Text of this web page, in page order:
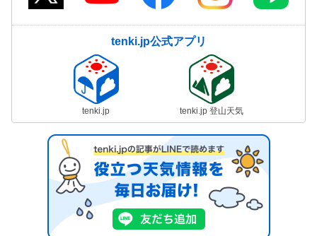
tenki.jp公式アプリ
tenki.jp tenki.jp 登山天気